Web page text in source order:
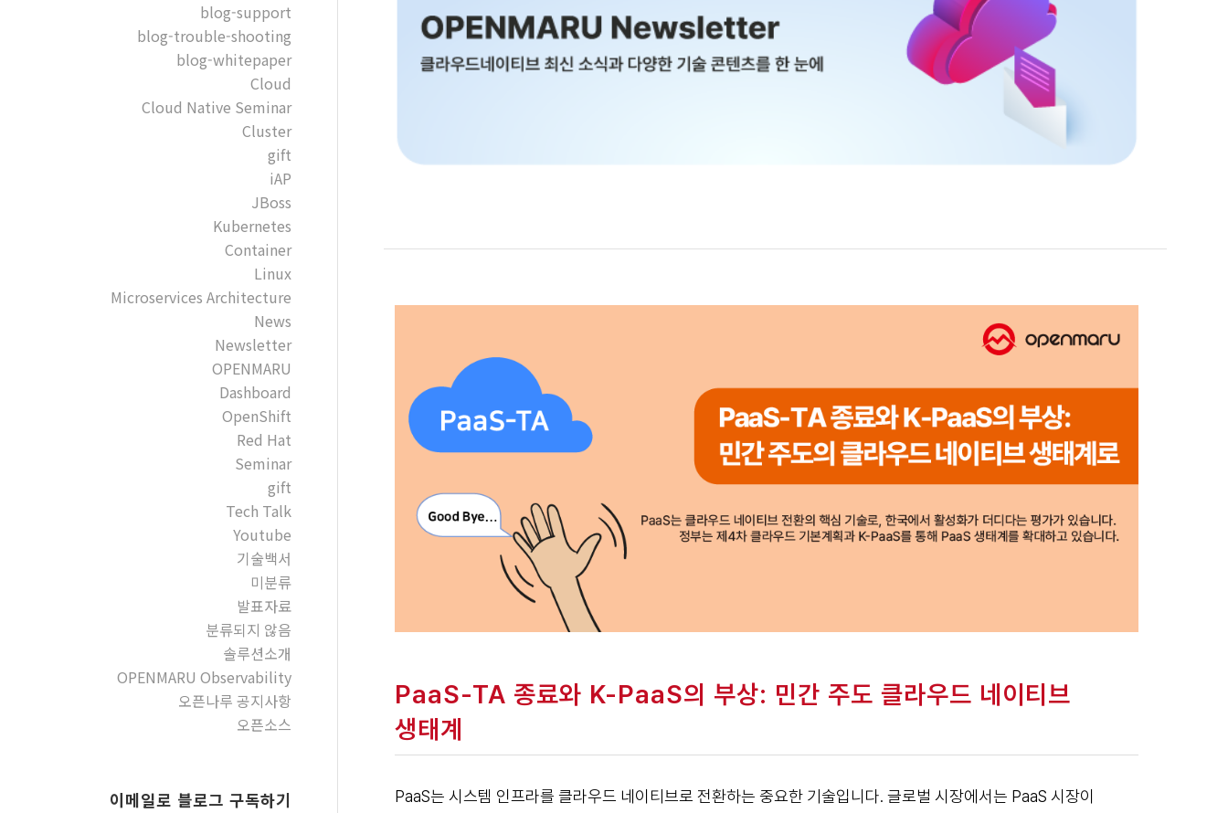
PaaS-TA 종료와 K-PaaS의 부상: 민간 주도 클라우드 네이티브
생태계
PaaS는 시스템 인프라를 클라우드 네이티브로 전환하는 중요한 기술입니다. 글로벌 시장에서는 PaaS 시장이
blog-support
blog-trouble-shooting
blog-whitepaper
Cloud
Cloud Native Seminar
Cluster
gift
iAP
JBoss
Kubernetes
Container
Linux
Microservices Architecture
News
Newsletter
OPENMARU
Dashboard
OpenShift
Red Hat
Seminar
gift
Tech Talk
Youtube
기술백서
미분류
발표자료
분류되지 않음
솔루션소개
OPENMARU Observability
오픈나루 공지사항
오픈소스
이메일로 블로그 구독하기